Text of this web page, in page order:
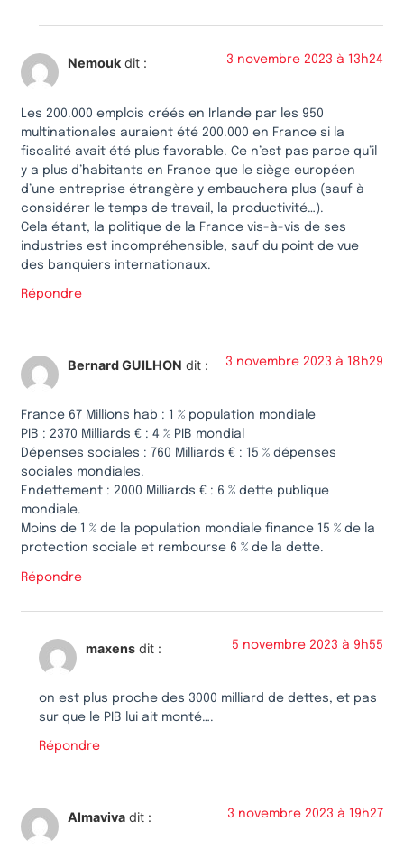
Nemouk dit : 3 novembre 2023 à 13h24
Les 200.000 emplois créés en Irlande par les 950
multinationales auraient été 200.000 en France si la
fiscalité avait été plus favorable. Ce n’est pas parce qu’il
y a plus d’habitants en France que le siège européen
d’une entreprise étrangère y embauchera plus (sauf à
considérer le temps de travail, la productivité…).
Cela étant, la politique de la France vis-à-vis de ses
industries est incompréhensible, sauf du point de vue
des banquiers internationaux.
Répondre
Bernard GUILHON dit : 3 novembre 2023 à 18h29
France 67 Millions hab : 1 % population mondiale
PIB : 2370 Milliards € : 4 % PIB mondial
Dépenses sociales : 760 Milliards € : 15 % dépenses
sociales mondiales.
Endettement : 2000 Milliards € : 6 % dette publique
mondiale.
Moins de 1 % de la population mondiale finance 15 % de la
protection sociale et rembourse 6 % de la dette.
Répondre
maxens dit : 5 novembre 2023 à 9h55
on est plus proche des 3000 milliard de dettes, et pas
sur que le PIB lui ait monté….
Répondre
Almaviva dit : 3 novembre 2023 à 19h27